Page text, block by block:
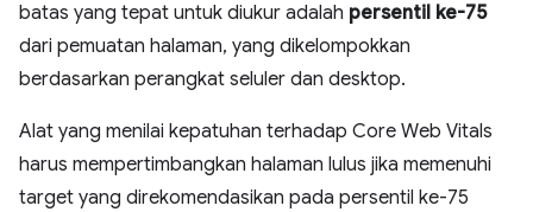
batas yang tepat untuk diukur adalah persentil ke-75
dari pemuatan halaman, yang dikelompokkan
berdasarkan perangkat seluler dan desktop.
Alat yang menilai kepatuhan terhadap Core Web Vitals
harus mempertimbangkan halaman lulus jika memenuhi
target yang direkomendasikan pada persentil ke-75